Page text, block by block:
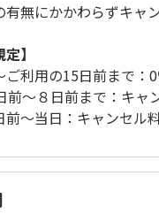
有無にかかわらずキャ
】
利用の15日前まで：
〜８日前まで：キャ
〜当日：キャンセル